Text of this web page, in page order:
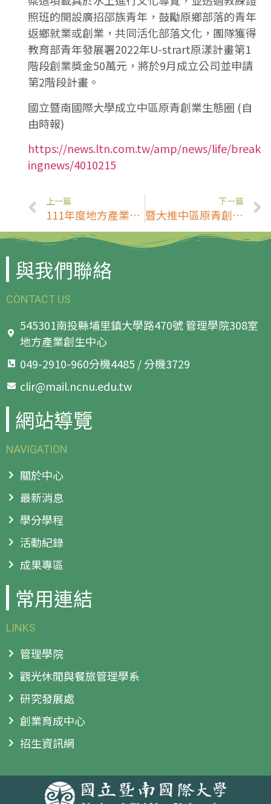
照班的開設廣招邵族青年，鼓勵原鄉部落的青年
返鄉就業或創業，共同活化部落文化，團隊獲得
教育部青年發展署2022年U-strart原漾計畫第1
階段創業獎金50萬元，將於9月成立公司並申請
第2階段計畫。
國立暨南國際大學成立中區原青創業生態圈 (自
由時報)
https://news.ltn.com.tw/amp/news/life/break
ingnews/4010215
上一篇
111年度地方產業創生與永續發展南投縣鄉村旅遊深耕計畫成果觀摩體驗
下一篇
暨大推中區原青創業生態圈 九所國立大學助原民創業
與我們聯絡
CONTACT US
545301南投縣埔里鎮大學路470號 管理學院308室
地方產業創生中心
049-2910-960分機4485 / 分機3729
clir@mail.ncnu.edu.tw
網站導覽
NAVIGATION
關於中心
最新消息
學分學程
活動紀錄
成果專區
常用連結
LINKS
管理學院
觀光休閒與餐旅管理學系
研究發展處
創業育成中心
招生資訊網